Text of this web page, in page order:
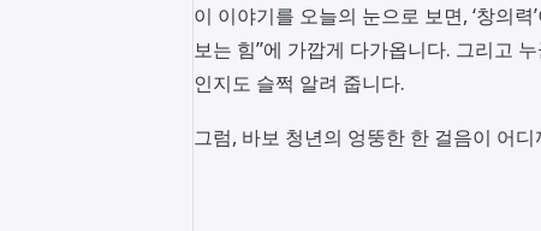
이 이야기를 오늘의 눈으로 보면, ‘창의
보는 힘”에 가깝게 다가옵니다. 그리고
인지도 슬쩍 알려 줍니다.
그럼, 바보 청년의 엉뚱한 한 걸음이 어